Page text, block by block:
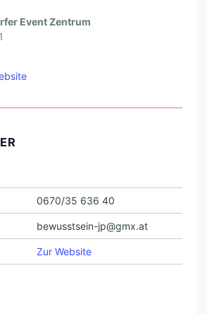
Event Zentrum
0670/35 636 40
bewusstsein-jp@gmx.at
Zur Website